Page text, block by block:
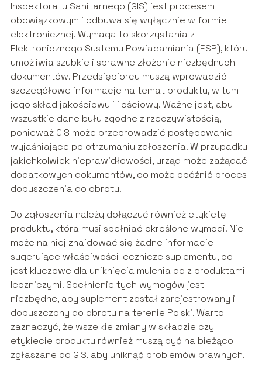
Inspektoratu Sanitarnego (GIS) jest procesem
obowiązkowym i odbywa się wyłącznie w formie
elektronicznej. Wymaga to skorzystania z
Elektronicznego Systemu Powiadamiania (ESP), który
umożliwia szybkie i sprawne złożenie niezbędnych
dokumentów. Przedsiębiorcy muszą wprowadzić
szczegółowe informacje na temat produktu, w tym
jego skład jakościowy i ilościowy. Ważne jest, aby
wszystkie dane były zgodne z rzeczywistością,
ponieważ GIS może przeprowadzić postępowanie
wyjaśniające po otrzymaniu zgłoszenia. W przypadku
jakichkolwiek nieprawidłowości, urząd może zażądać
dodatkowych dokumentów, co może opóźnić proces
dopuszczenia do obrotu.
Do zgłoszenia należy dołączyć również etykietę
produktu, która musi spełniać określone wymogi. Nie
może na niej znajdować się żadne informacje
sugerujące właściwości lecznicze suplementu, co
jest kluczowe dla uniknięcia mylenia go z produktami
leczniczymi. Spełnienie tych wymogów jest
niezbędne, aby suplement został zarejestrowany i
dopuszczony do obrotu na terenie Polski. Warto
zaznaczyć, że wszelkie zmiany w składzie czy
etykiecie produktu również muszą być na bieżąco
zgłaszane do GIS, aby uniknąć problemów prawnych.